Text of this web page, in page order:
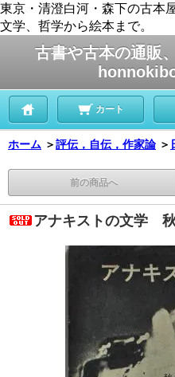
東京・清澄白河・森下の古本
文学、哲学から絵本まで。
古書や古本の通販
カート
ホーム ＞評伝，自伝，作家論 ＞
前の商品へ
アナキストの文学